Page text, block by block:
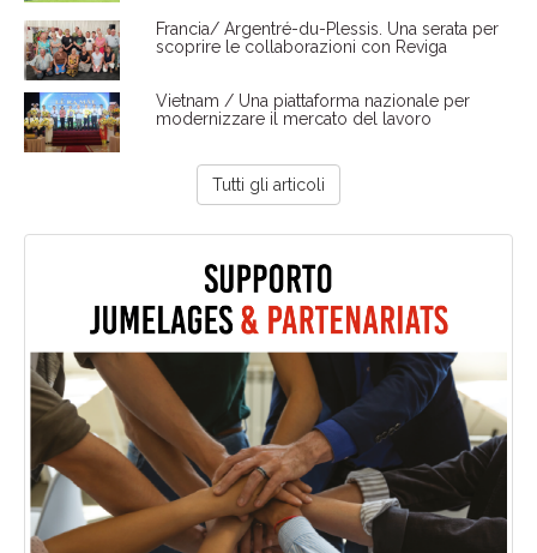
Francia/ Argentré-du-Plessis. Una serata per
scoprire le collaborazioni con Reviga
Vietnam / Una piattaforma nazionale per
modernizzare il mercato del lavoro
Tutti gli articoli